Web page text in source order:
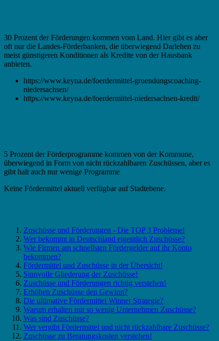
30 Prozent der Förderungen kommen vom Land. Hier gibt es aber
oft nur die Landes-Förderbanken, die überwiegend Darlehen zu
meist günstigeren Konditionen als Kredite von der Hausbank
anbieten.
https://www.keyna.de/foerdermittel-gruendungscoaching-
niedersachsen/
https://www.keyna.de/foerdermittel-niedersachsen-kredit/
5 Prozent der Förderprogramme kommen von der Kommune,
überwiegend in Form von nicht rückzahlbaren Zuschüssen, aber es
gibt halt auch nur wenige Programme
Keine Fördermittel aktuell verfügbar auf Stadtebene.
Zuschüsse und Förderungen - Die TOP 3 Probleme!
Wer bekommt in Deutschland eigentlich Zuschüsse?
Wie Firmen am schnellsten Fördergelder auf ihr Konto
bekommen?
Fördermittel und Zuschüsse in der Übersicht!
Sinnvolle Gliederung der Zuschüsse!
Zuschüsse und Förderungen richtig verstehen!
Erhöhen Zuschüsse den Gewinn?
Die ultimative Fördermittel Winner Strategie?
Warum erhalten nur so wenig Unternehmen Zuschüsse?
Was sind Zuschüsse?
Wer vergibt Fördermittel und nicht rückzahlbare Zuschüsse?
Zuschüsse zu Beratungskosten verstehen!